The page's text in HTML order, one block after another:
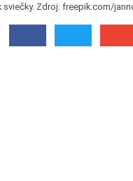
sviečky. Zdroj: freepik.com/